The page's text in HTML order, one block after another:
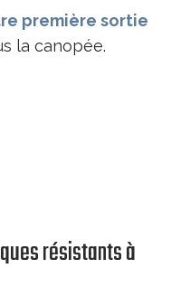
première sortie
la canopée.
résistants à